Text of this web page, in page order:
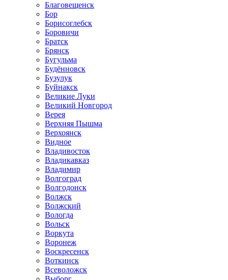
Благовещенск
Бор
Борисоглебск
Боровичи
Братск
Брянск
Бугульма
Будённовск
Бузулук
Буйнакск
Великие Луки
Великий Новгород
Верея
Верхняя Пышма
Верхоянск
Видное
Владивосток
Владикавказ
Владимир
Волгоград
Волгодонск
Волжск
Волжский
Вологда
Вольск
Воркута
Воронеж
Воскресенск
Воткинск
Всеволожск